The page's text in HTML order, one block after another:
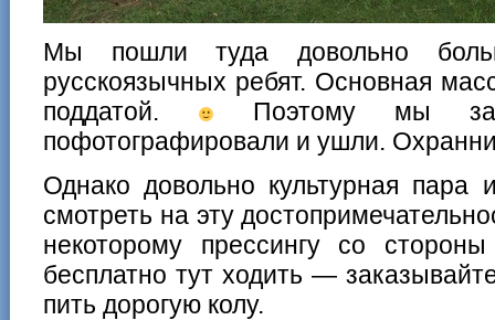
Мы пошли туда довольно
русскоязычных ребят. Основная
поддатой.
Поэтому мы
пофотографировали и ушли.
Однако довольно культурная
смотреть на эту
некоторому прессингу со
бесплатно тут ходить —
пить дорогую колу.